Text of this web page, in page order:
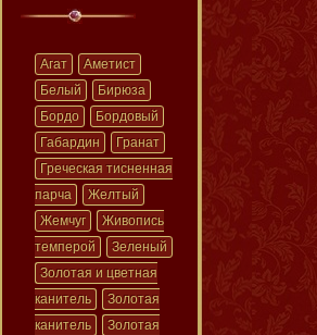
Агат
Аметист
Белый
Бирюза
Бордо
Бордовый
Габардин
Гранат
Греческая тисненная
парча
Желтый
Жемчуг
Живопись
темперой
Зеленый
Золотая и цветная
канитель
Золотая
канитель
Золотая